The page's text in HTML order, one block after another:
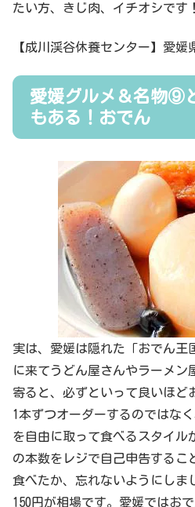
たい方、きじ肉、イチオシです！
【成川渓谷休養センター】愛媛
愛媛グルメ＆名物⑨
もある！おでん
実は、愛媛は隠れた「おでん王
に来てうどん屋さんやラーメン
寄ると、必ずといって良いほど
1本ずつオーダーするのではな
を自由に取って食べるスタイル
の本数をレジで自己申告するこ
食べたか、忘れないようにしま
150円が相場です。愛媛ではお